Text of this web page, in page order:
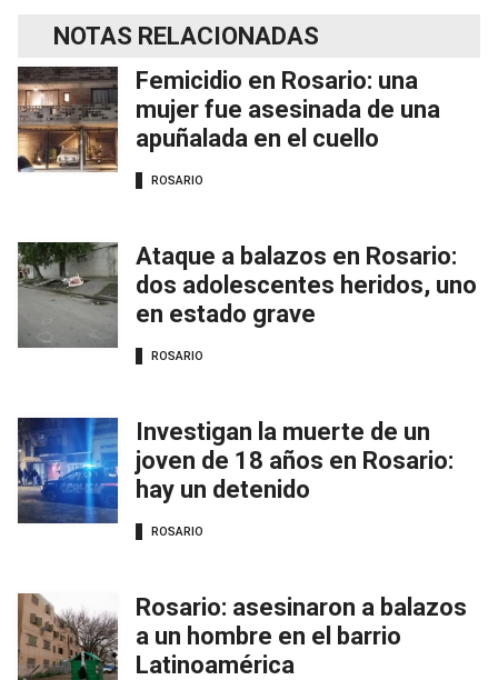
NOTAS RELACIONADAS
Femicidio en Rosario: una
mujer fue asesinada de una
apuñalada en el cuello
ROSARIO
Ataque a balazos en Rosario:
dos adolescentes heridos, uno
en estado grave
ROSARIO
Investigan la muerte de un
joven de 18 años en Rosario:
hay un detenido
ROSARIO
Rosario: asesinaron a balazos
a un hombre en el barrio
Latinoamérica